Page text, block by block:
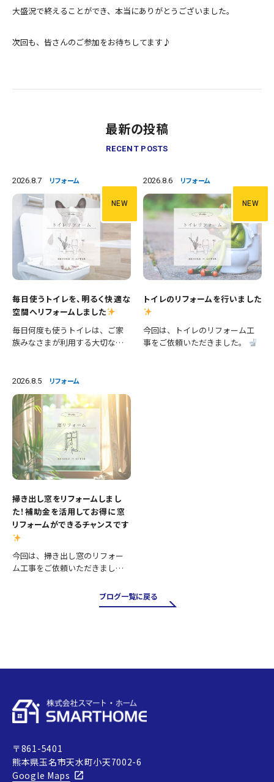
大盛況で終えることができ、本当にありがとうございました。
次回も、皆さんのご参加をお待ちしてます♪
最新の投稿
RECENT POSTS
2026.8.7 リフォーム
NEW
毎日使うトイレを、明るく快適な
空間へリフォームしました
毎日何度も使うトイレは、ご家
族みなさまが利用する大切な空
い、清潔感あふれる明るいトイ
工内容 ・便器交換 ・紙巻き器…
2026.8.6 リフォーム
NEW
トイレのリフォームを行いました
今回は、トイレのリフォーム工
事をご依頼いただきました。
2026.8.5 リフォーム
掃き出し窓をリフォームしまし
た！補助金を活用してお得に窓
リフォームができるチャンスです
今回は、掃き出し窓のリフォー
ム工事をご依頼いただきまし
が良く、お庭やバルコニーへの
出入りにも便利ですが、その一
ブログ一覧に戻る
〒861-5401
熊本県玉名市天水町小天7002-6
Google Maps